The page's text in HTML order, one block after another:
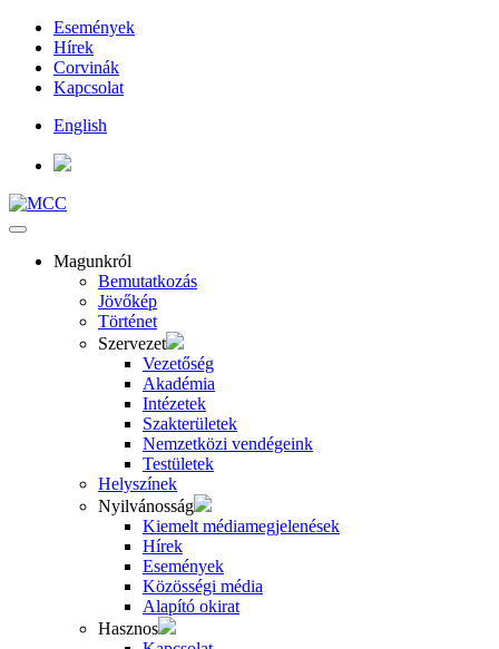
Események
Hírek
Corvinák
Kapcsolat
English
Magunkról
Bemutatkozás
Jövőkép
Történet
Szervezet
Vezetőség
Akadémia
Intézetek
Szakterületek
Nemzetközi vendégeink
Testületek
Helyszínek
Nyilvánosság
Kiemelt médiamegjelenések
Hírek
Események
Közösségi média
Alapító okirat
Hasznos